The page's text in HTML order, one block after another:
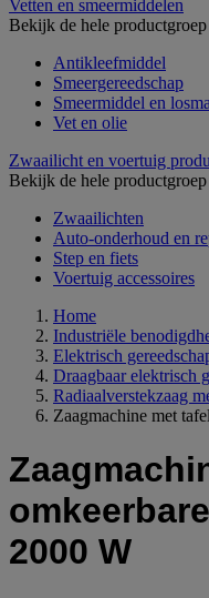
Vetten en smeermiddelen
Bekijk de hele productgroep
Antikleefmiddel
Smeergereedschap
Smeermiddel en
Vet en olie
Zwaailicht en voertuig
Bekijk de hele productgroep
Zwaailichten
Auto-onderhoud en
Step en fiets
Voertuig accessoires
Home
Industriële
Elektrisch
Draagbaar elektrisch
Radiaalverstekzaag
Zaagmachine met
2000 W